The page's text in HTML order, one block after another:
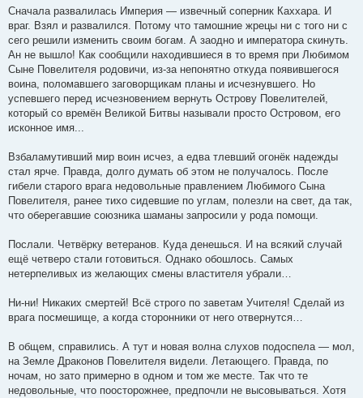
Сначала развалилась Империя — извечный соперник Каххара. И
враг. Взял и развалился. Потому что тамошние жрецы ни с того ни с
сего решили изменить своим богам. А заодно и императора скинуть.
Ан не вышло! Как сообщили находившиеся в то время при Любимом
Сыне Повелителя родовичи, из-за непонятно откуда появившегося
воина, поломавшего заговорщикам планы и исчезнувшего. Но
успевшего перед исчезновением вернуть Острову Повелителей,
который со времён Великой Битвы называли просто Островом, его
исконное имя...
Взбаламутивший мир воин исчез, а едва тлевший огонёк надежды
стал ярче. Правда, долго думать об этом не получалось. После
гибели старого врага недовольные правлением Любимого Сына
Повелителя, ранее тихо сидевшие по углам, полезли на свет, да так,
что оберегавшие союзника шаманы запросили у рода помощи.
Послали. Четвёрку ветеранов. Куда денешься. И на всякий случай
ещё четверо стали готовиться. Однако обошлось. Самых
нетерпеливых из желающих смены властителя убрали…
Ни-ни! Никаких смертей! Всё строго по заветам Учителя! Сделай из
врага посмешище, а когда сторонники от него отвернутся…
В общем, справились. А тут и новая волна слухов подоспела — мол,
на Земле Драконов Повелителя видели. Летающего. Правда, по
ночам, но зато примерно в одном и том же месте. Так что те
недовольные, что поосторожнее, предпочли не высовываться. Хотя